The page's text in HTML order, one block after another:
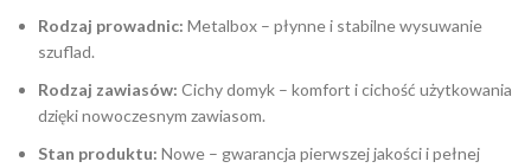
Rodzaj prowadnic: Metalbox – płynne i stabilne wysuwanie
szuflad.
Rodzaj zawiasów: Cichy domyk – komfort i cichość użytkowania
dzięki nowoczesnym zawiasom.
Stan produktu: Nowe – gwarancja pierwszej jakości i pełnej